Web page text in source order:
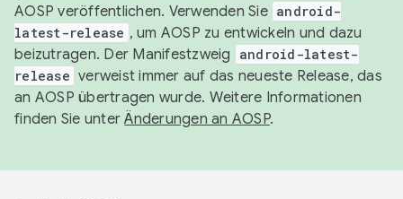
AOSP veröffentlichen. Verwenden Sie android-
latest-release , um AOSP zu entwickeln und dazu
beizutragen. Der Manifestzweig
android-latest-
release verweist immer auf das neueste Release, das
an AOSP übertragen wurde. Weitere Informationen
finden Sie unterÄnderungen an AOSP.